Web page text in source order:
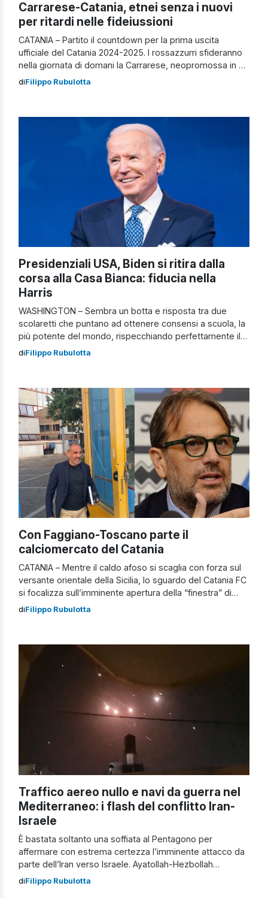
Carrarese-Catania, etnei senza i nuovi
per ritardi nelle fideiussioni
CATANIA – Partito il countdown per la prima uscita
ufficiale del Catania 2024-2025. I rossazzurri sfideranno
nella giornata di domani la Carrarese, neopromossa in B,
nel match di Coppa Italia Frecciarossa in programma allo
dopo l’anticipazione del collega Danilo Pasqualino, […]
diFilippo Rubulotta
Presidenziali USA, Biden si ritira dalla
corsa alla Casa Bianca: fiducia nella
Harris
WASHINGTON – Sembra un botta e risposta tra due
scolaretti che puntano ad ottenere consensi a scuola, la
più potente del mondo, rispecchiando perfettamente il
modo di fare americano sempre pronto a stupire: Joe
diFilippo Rubulotta
Con Faggiano-Toscano parte il
calciomercato del Catania
CATANIA – Mentre il caldo afoso si scaglia con forza sul
versante orientale della Sicilia, lo sguardo del Catania FC
si focalizza sull’imminente apertura della “finestra” di
mercato estiva. Partono i movimenti in casa Catania con
autore di ben 4 […]
diFilippo Rubulotta
Traffico aereo nullo e navi da guerra nel
Mediterraneo: i flash del conflitto Iran-
Israele
È bastata soltanto una soffiata al Pentagono per
affermare con estrema certezza l’imminente attacco da
parte dell’Iran verso Israele. Ayatollah-Hezbollah
coalizzati contro il regime “malvagio” La sensazione è
diFilippo Rubulotta